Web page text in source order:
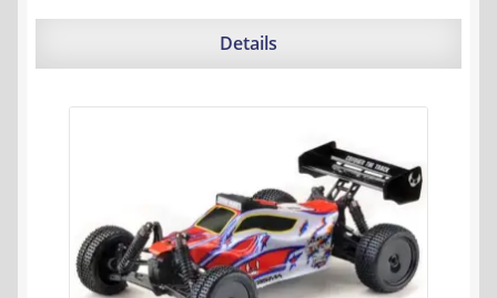
war:
ist:
Details